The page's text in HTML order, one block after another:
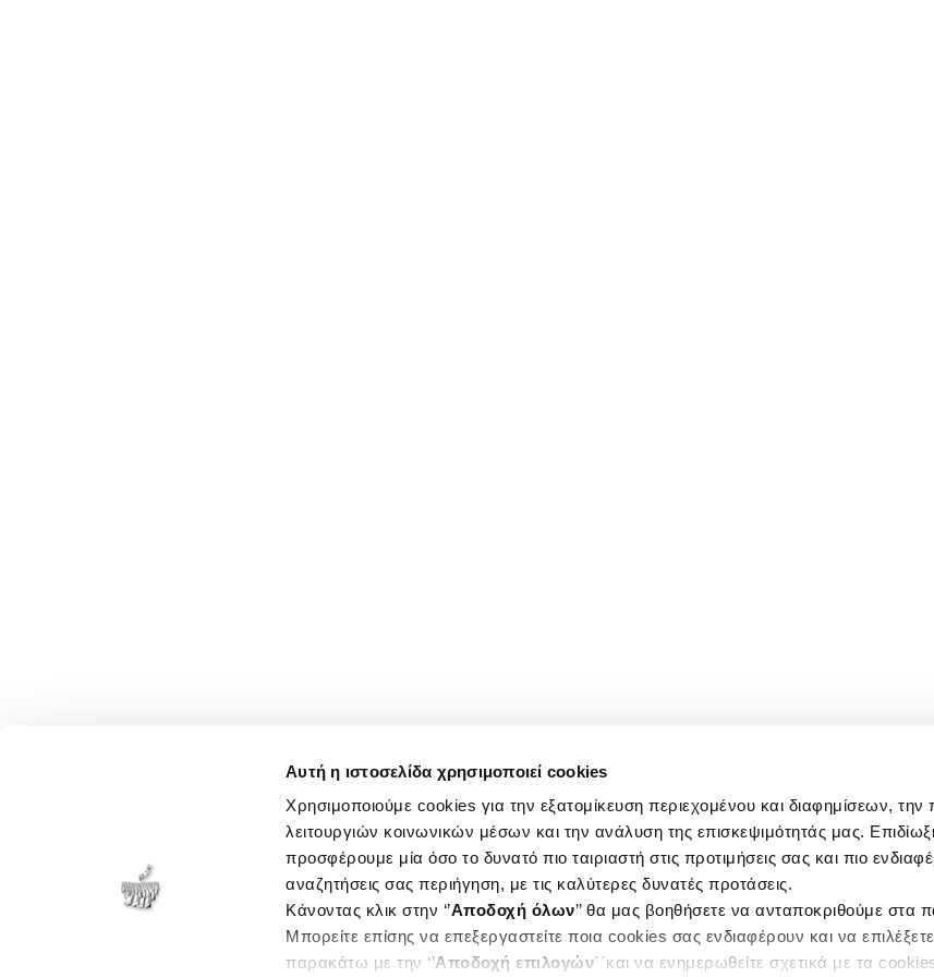
Αυτή η ιστοσελίδα χρησιμοποιεί cookies
Χρησιμοποιούμε cookies για την εξατομίκευση περιεχομένου και διαφημίσεων,
λειτουργιών κοινωνικών μέσων και την ανάλυση της επισκεψιμότητάς μας.
προσφέρουμε μία όσο το δυνατό πιο ταιριαστή στις προτιμήσεις σας και πιο
αναζητήσεις σας περιήγηση, με τις καλύτερες δυνατές προτάσεις.
Κάνοντας κλικ στην ‘’Αποδοχή όλων’’ θα μας βοηθήσετε να ανταποκριθούμε στα
Μπορείτε επίσης να επεξεργαστείτε ποια cookies σας ενδιαφέρουν και να
παρακάτω με την ‘’Αποδοχή επιλογών΄΄και να ενημερωθείτε σχετικά με τα